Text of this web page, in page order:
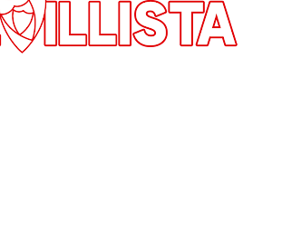
con el Sevilla FC por Alberto
con despidos y rechaza una
por el club
ficha por Robbie Ure: la opción 'A'
para García Plaza por la mala
Consejo